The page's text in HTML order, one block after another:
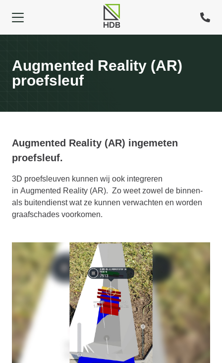
Augmented Reality (AR)
proefsleuf
Augmented Reality (AR) ingemeten
proefsleuf.
3D proefsleuven kunnen wij ook integreren
in Augmented Reality (AR). Zo weet zowel de binnen-
als buitendienst wat ze kunnen verwachten en worden
graafschades voorkomen.